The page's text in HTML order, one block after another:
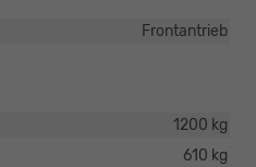
Frontantrieb
1200 kg
610 kg